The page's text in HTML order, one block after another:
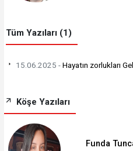
Tüm Yazıları (1)
15.06.2025 -Hayatın zorlukları
Köşe Yazıları
Funda